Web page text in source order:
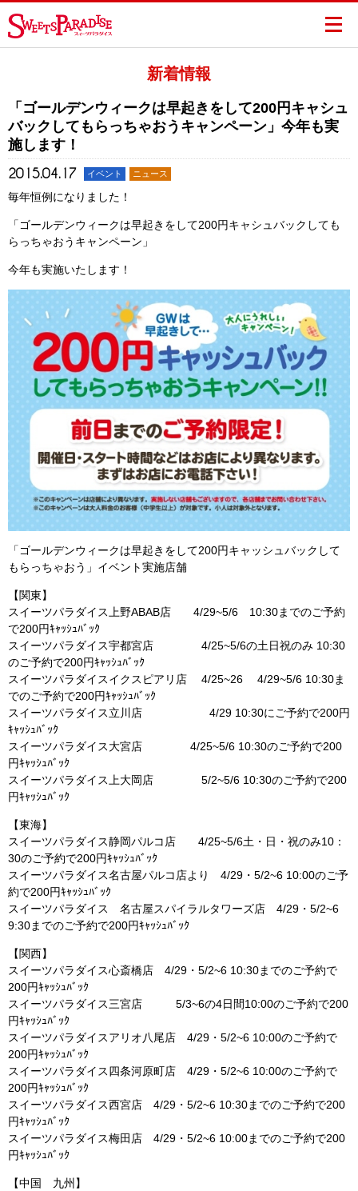
新着情報
「ゴールデンウィークは早起きをして200円キャシュ
バックしてもらっちゃおうキャンペーン」今年も実
施します！
2015.04.17 イベント ニュース
毎年恒例になりました！
「ゴールデンウィークは早起きをして200円キャシュバックしても
らっちゃおうキャンペーン」
今年も実施いたします！
「ゴールデンウィークは早起きをして200円キャッシュバックして
もらっちゃおう」イベント実施店舗
【関東】
スイーツパラダイス上野ABAB店 4/29~5/6 10:30までのご予約
で200円ｷｬｯｼｭﾊﾞｯｸ
スイーツパラダイス宇都宮店 4/25~5/6の土日祝のみ 10:30
のご予約で200円ｷｬｯｼｭﾊﾞｯｸ
スイーツパラダイスイクスピアリ店 4/25~26 4/29~5/6 10:30ま
でのご予約で200円ｷｬｯｼｭﾊﾞｯｸ
スイーツパラダイス立川店 4/29 10:30にご予約で200円
ｷｬｯｼｭﾊﾞｯｸ
スイーツパラダイス大宮店 4/25~5/6 10:30のご予約で200
円ｷｬｯｼｭﾊﾞｯｸ
スイーツパラダイス上大岡店 5/2~5/6 10:30のご予約で200
円ｷｬｯｼｭﾊﾞｯｸ
【東海】
スイーツパラダイス静岡パルコ店 4/25~5/6土・日・祝のみ10：
30のご予約で200円ｷｬｯｼｭﾊﾞｯｸ
スイーツパラダイス名古屋パルコ店より 4/29・5/2~6 10:00のご予
約で200円ｷｬｯｼｭﾊﾞｯｸ
スイーツパラダイス 名古屋スパイラルタワーズ店 4/29・5/2~6
9:30までのご予約で200円ｷｬｯｼｭﾊﾞｯｸ
【関西】
スイーツパラダイス心斎橋店 4/29・5/2~6 10:30までのご予約で
200円ｷｬｯｼｭﾊﾞｯｸ
スイーツパラダイス三宮店 5/3~6の4日間10:00のご予約で200
円ｷｬｯｼｭﾊﾞｯｸ
スイーツパラダイスアリオ八尾店 4/29・5/2~6 10:00のご予約で
200円ｷｬｯｼｭﾊﾞｯｸ
スイーツパラダイス四条河原町店 4/29・5/2~6 10:00のご予約で
200円ｷｬｯｼｭﾊﾞｯｸ
スイーツパラダイス西宮店 4/29・5/2~6 10:30までのご予約で200
円ｷｬｯｼｭﾊﾞｯｸ
スイーツパラダイス梅田店 4/29・5/2~6 10:00までのご予約で200
円ｷｬｯｼｭﾊﾞｯｸ
【中国 九州】